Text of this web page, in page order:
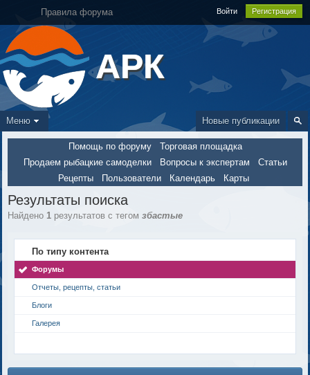
Правила форума Войти Регистрация
АРК
Новые публикации
Меню
Помощь по форуму
Торговая площадка
Продаем рыбацкие самоделки
Вопросы к экспертам
Статьи
Рецепты
Пользователи Календарь Карты
Результаты поиска
Найдено 1 результатов с тегомзбастые
По типу контента
Форумы
Отчеты, рецепты, статьи
Блоги
Галерея